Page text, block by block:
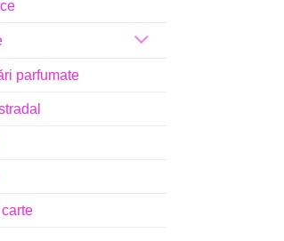
parfumate